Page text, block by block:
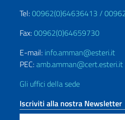
Tel:00962(0)64636413 /
Fax:00962(0)64659730
E-mail: info.amman@esteri.it
PEC:amb.amman@cert.esteri.it
Gli uffici della sede
Iscriviti alla nostra Newsletter